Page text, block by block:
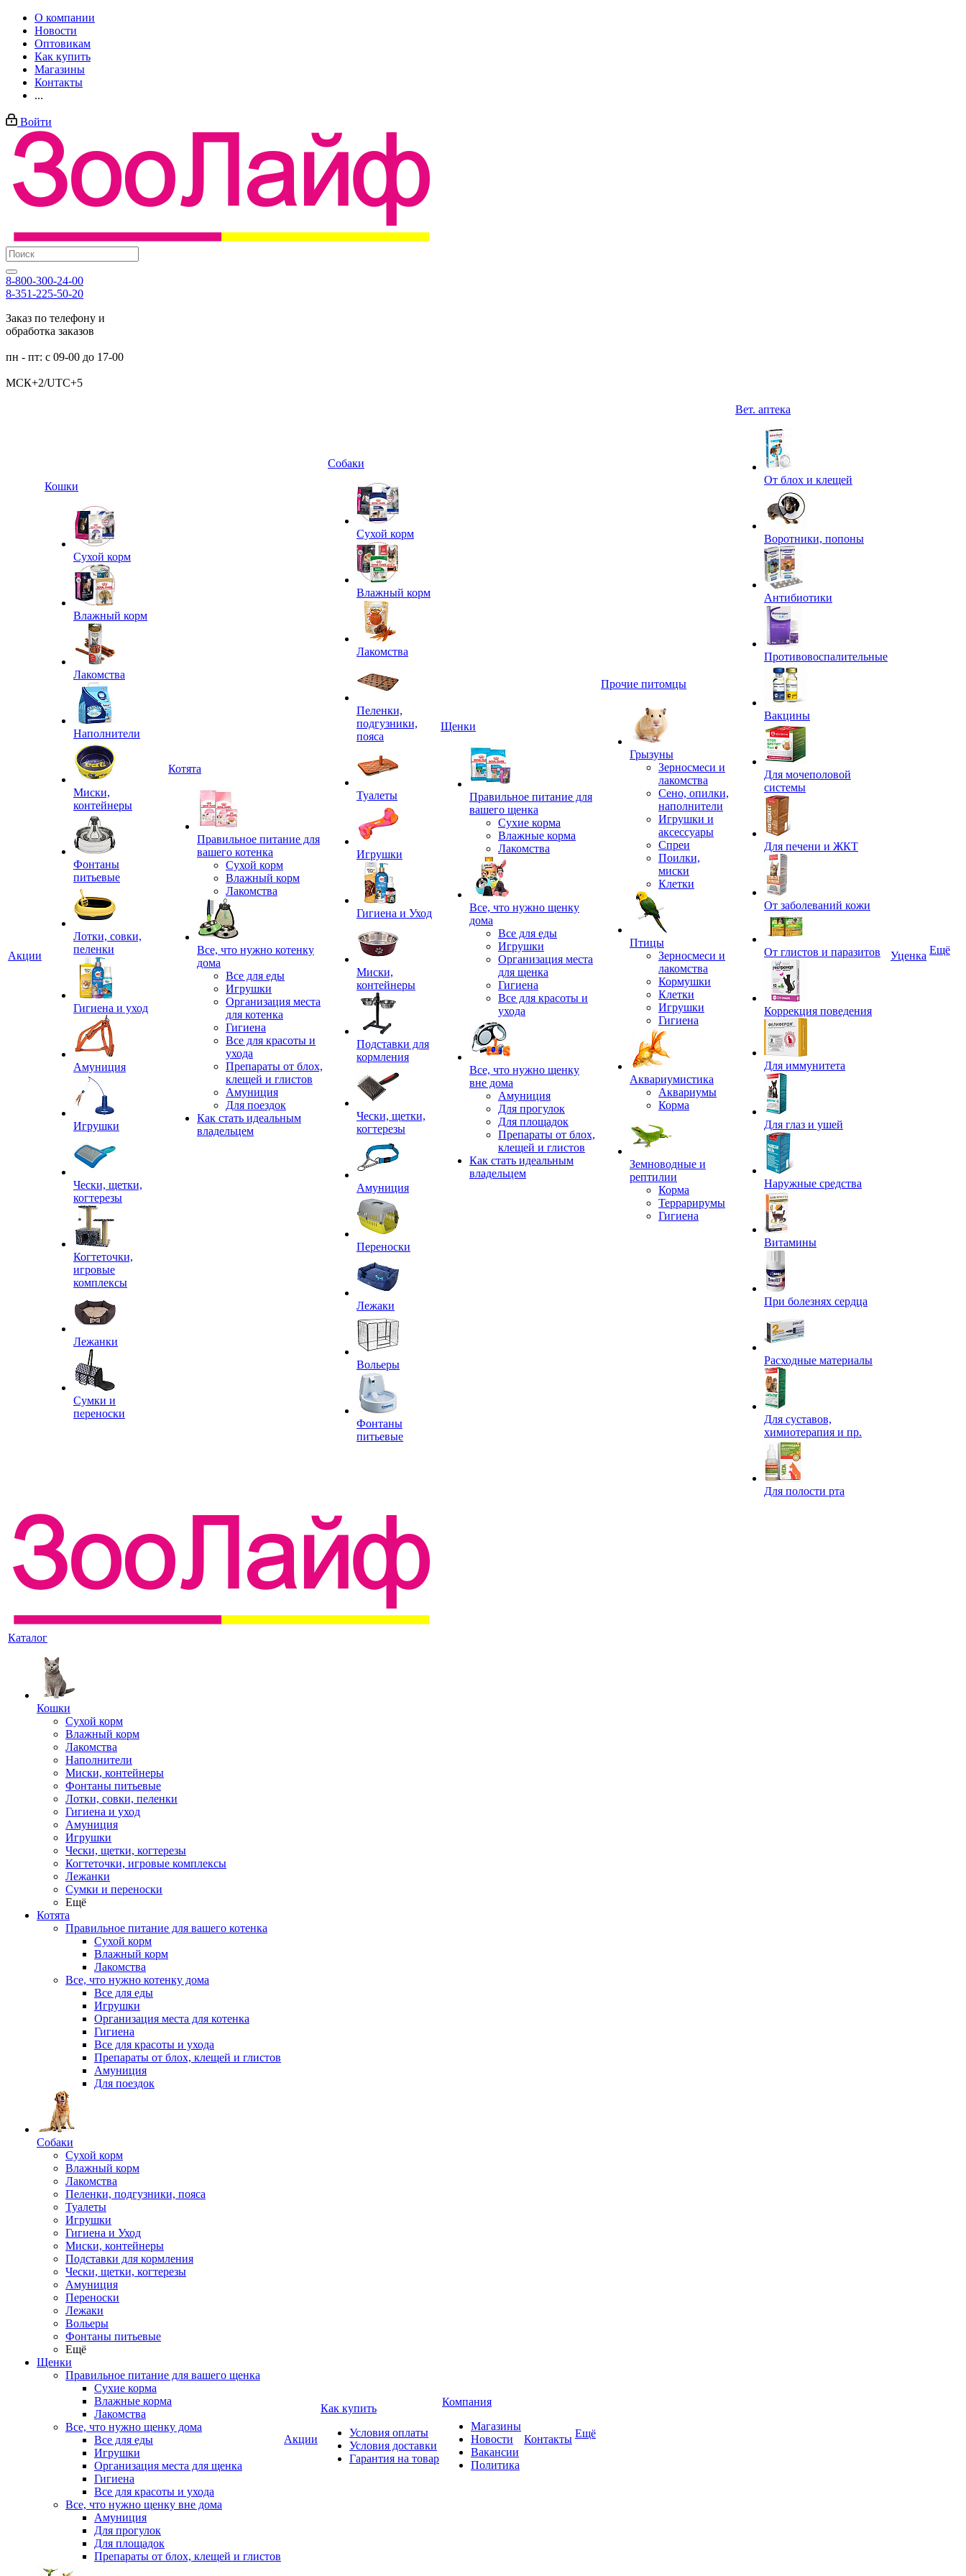
О компании
Новости
Оптовикам
Как купить
Магазины
Контакты
...
Войти
8-800-300-24-00
8-351-225-50-20
Заказ по телефону и
обработка заказов
пн - пт: с 09-00 до 17-00
МСК+2/UTC+5
Акции
Кошки
Сухой корм
Влажный корм
Лакомства
Наполнители
Миски,
контейнеры
Фонтаны
питьевые
Лотки, совки,
пеленки
Гигиена и уход
Амуниция
Игрушки
Чески, щетки,
когтерезы
Когтеточки,
игровые
комплексы
Лежанки
Сумки и
переноски
Котята
Правильное питание для
вашего котенка
Сухой корм
Влажный корм
Лакомства
Все, что нужно котенку
дома
Все для еды
Игрушки
Организация места
для котенка
Гигиена
Все для красоты и
ухода
Препараты от блох,
клещей и глистов
Амуниция
Для поездок
Как стать идеальным
владельцем
Собаки
Сухой корм
Влажный корм
Лакомства
Пеленки,
подгузники,
пояса
Туалеты
Игрушки
Гигиена и Уход
Миски,
контейнеры
Подставки для
кормления
Чески, щетки,
когтерезы
Амуниция
Переноски
Лежаки
Вольеры
Фонтаны
питьевые
Щенки
Правильное питание для
вашего щенка
Сухие корма
Влажные корма
Лакомства
Все, что нужно щенку
дома
Все для еды
Игрушки
Организация места
для щенка
Гигиена
Все для красоты и
ухода
Все, что нужно щенку
вне дома
Амуниция
Для прогулок
Для площадок
Препараты от блох,
клещей и глистов
Как стать идеальным
владельцем
Прочие питомцы
Грызуны
Зерносмеси и
лакомства
Сено, опилки,
наполнители
Игрушки и
аксессуары
Спреи
Поилки,
миски
Клетки
Птицы
Зерносмеси и
лакомства
Кормушки
Клетки
Игрушки
Гигиена
Аквариумистика
Аквариумы
Корма
Земноводные и
рептилии
Корма
Террарирумы
Гигиена
Вет. аптека
От блох и клещей
Воротники, попоны
Антибиотики
Противовоспалительные
Вакцины
Для мочеполовой
системы
Для печени и ЖКТ
От заболеваний кожи
От глистов и паразитов
Коррекция поведения
Для иммунитета
Для глаз и ушей
Наружные средства
Витамины
При болезнях сердца
Расходные материалы
Для суставов,
химиотерапия и пр.
Для полости рта
Уценка Ещё
Каталог
Кошки
Сухой корм
Влажный корм
Лакомства
Наполнители
Миски, контейнеры
Фонтаны питьевые
Лотки, совки, пеленки
Гигиена и уход
Амуниция
Игрушки
Чески, щетки, когтерезы
Когтеточки, игровые комплексы
Лежанки
Сумки и переноски
Ещё
Котята
Правильное питание для вашего котенка
Сухой корм
Влажный корм
Лакомства
Все, что нужно котенку дома
Все для еды
Игрушки
Организация места для котенка
Гигиена
Все для красоты и ухода
Препараты от блох, клещей и глистов
Амуниция
Для поездок
Собаки
Сухой корм
Влажный корм
Лакомства
Пеленки, подгузники, пояса
Туалеты
Игрушки
Гигиена и Уход
Миски, контейнеры
Подставки для кормления
Чески, щетки, когтерезы
Амуниция
Переноски
Лежаки
Вольеры
Фонтаны питьевые
Ещё
Щенки
Правильное питание для вашего щенка
Сухие корма
Влажные корма
Лакомства
Все, что нужно щенку дома
Все для еды
Игрушки
Организация места для щенка
Гигиена
Все для красоты и ухода
Все, что нужно щенку вне дома
Амуниция
Для прогулок
Для площадок
Препараты от блох, клещей и глистов
Акции
Как купить
Условия оплаты
Условия доставки
Гарантия на товар
Компания
Магазины
Новости
Вакансии
Политика
Контакты Ещё